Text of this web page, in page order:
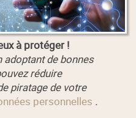
à protéger !
adoptant de bonnes
réduire
piratage de votre
personnelles .